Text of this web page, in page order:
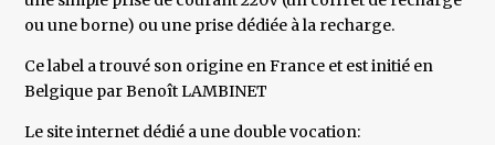
ou une borne) ou une prise dédiée à la recharge.
Ce label a trouvé son origine en France et est initié en
Belgique par Benoît LAMBINET
Le site internet dédié a une double vocation: